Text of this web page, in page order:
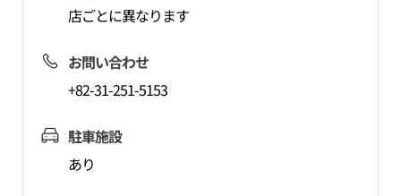
店ごとに異なります
お問い合わせ
+82-31-251-5153
駐車施設
あり